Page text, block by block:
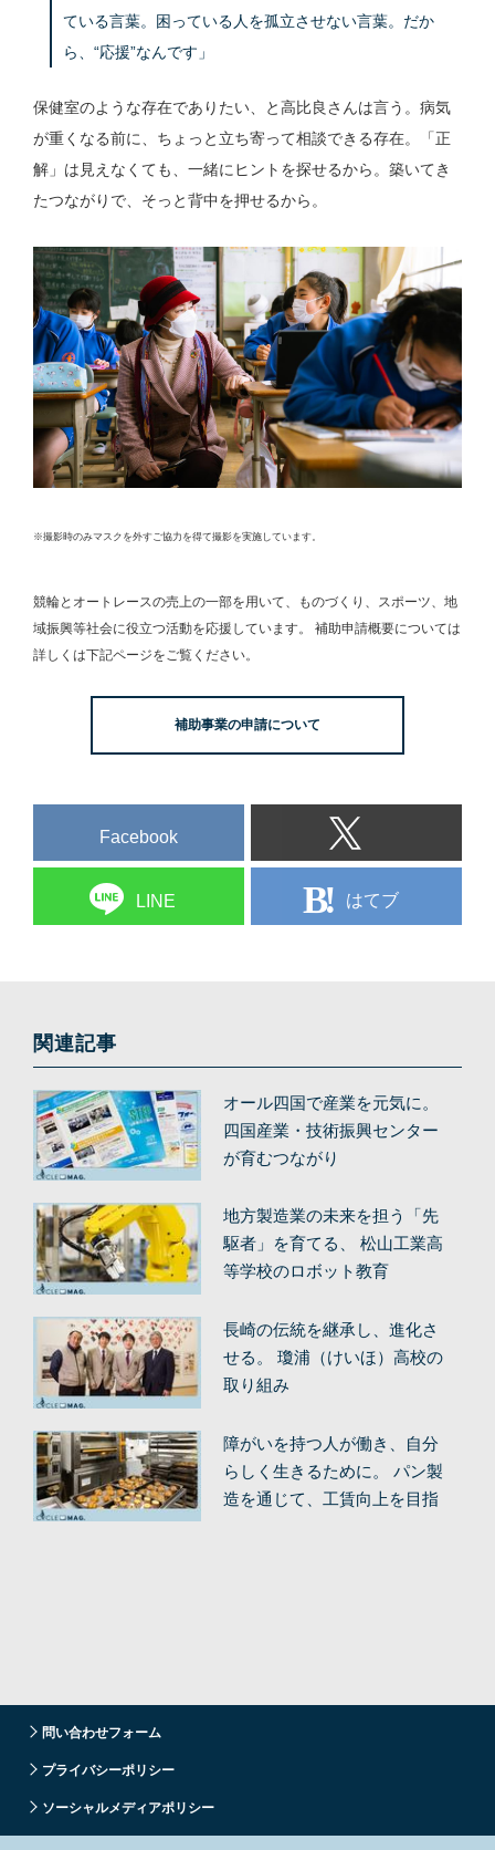
ている言葉。困っている人を孤立させない言葉。だか
ら、“応援”なんです」
保健室のような存在でありたい、と高比良さんは言う。病気
が重くなる前に、ちょっと立ち寄って相談できる存在。「正
解」は見えなくても、一緒にヒントを探せるから。築いてき
たつながりで、そっと背中を押せるから。
※撮影時のみマスクを外すご協力を得て撮影を実施しています。
競輪とオートレースの売上の一部を用いて、
ものづくり、スポーツ、地
域振興等社会に役立つ活動を応援しています。
補助申請概要については
詳しくは下記ページをご覧ください。
補助事業の申請について
Facebook
LINE はてブ
関連記事
オール四国で産業を元気に。
四国産業・技術振興センター
が育むつながり
地方製造業の未来を担う「先
駆者」を育てる、 松山工業高
等学校のロボット教育
長崎の伝統を継承し、進化さ
せる。 瓊浦（けいほ）高校の
取り組み
障がいを持つ人が働き、自分
らしく生きるために。 パン製
造を通じて、工賃向上を目指
問い合わせフォーム
プライバシーポリシー
ソーシャルメディアポリシー